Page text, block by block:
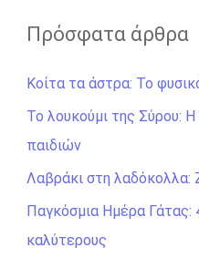
ζ
τ
η
σ
η
γ
ι
Πρόσφατα άρθρα
Κοίτα τα άστρα: Το
Το λουκούμι της Σύρου: Η
παιδιών
Λαβράκι στη λαδόκολλα:
Παγκόσμια Ημέρα Γάτας:
καλύτερους